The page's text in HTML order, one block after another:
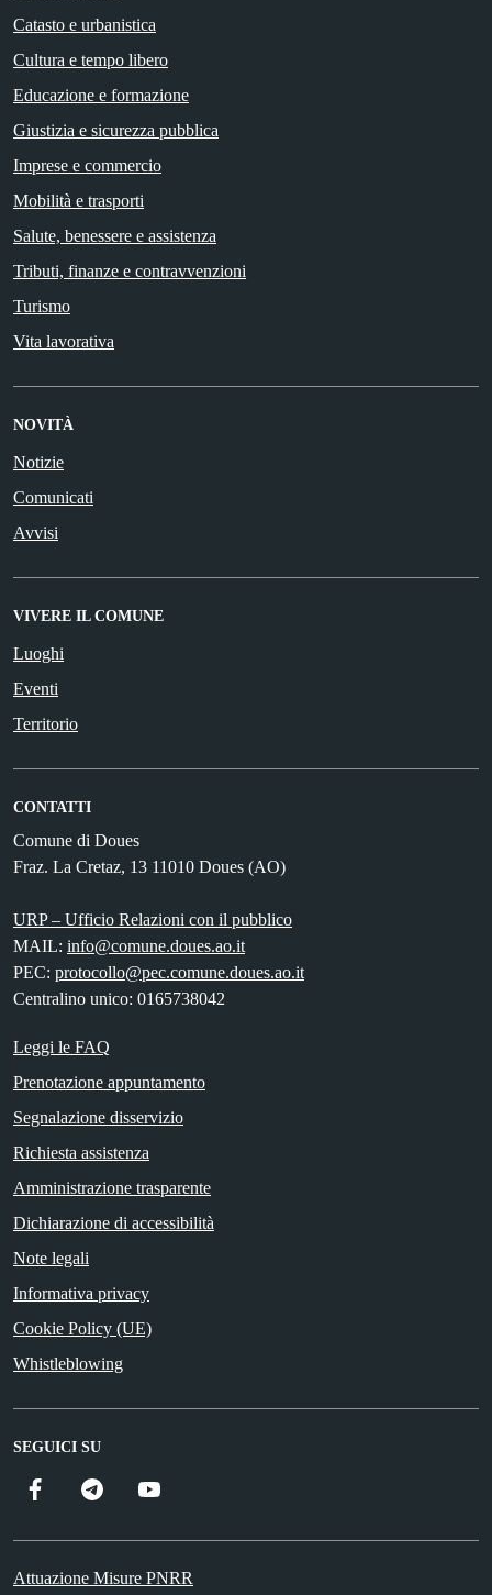
Catasto e urbanistica
Cultura e tempo libero
Educazione e formazione
Giustizia e sicurezza pubblica
Imprese e commercio
Mobilità e trasporti
Salute, benessere e assistenza
Tributi, finanze e contravvenzioni
Turismo
Vita lavorativa
NOVITÀ
Notizie
Comunicati
Avvisi
VIVERE IL COMUNE
Luoghi
Eventi
Territorio
CONTATTI
Comune di Doues
Fraz. La Cretaz, 13 11010 Doues (AO)
URP – Ufficio Relazioni con il pubblico
MAIL: info@comune.doues.ao.it
PEC: protocollo@pec.comune.doues.ao.it
Centralino unico: 0165738042
Leggi le FAQ
Prenotazione appuntamento
Segnalazione disservizio
Richiesta assistenza
Amministrazione trasparente
Dichiarazione di accessibilità
Note legali
Informativa privacy
Cookie Policy (UE)
Whistleblowing
SEGUICI SU
Facebook Telegram
Attuazione Misure PNRR